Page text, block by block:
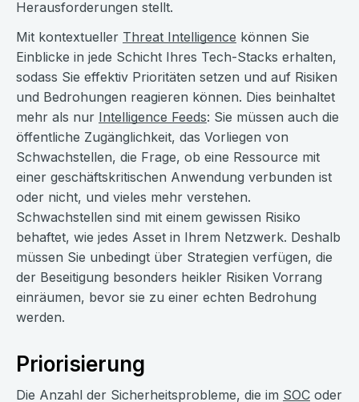
Herausforderungen stellt.
Mit kontextueller Threat Intelligence können Sie
Einblicke in jede Schicht Ihres Tech-Stacks erhalten,
sodass Sie effektiv Prioritäten setzen und auf Risiken
und Bedrohungen reagieren können. Dies beinhaltet
mehr als nur Intelligence Feeds: Sie müssen auch die
öffentliche Zugänglichkeit, das Vorliegen von
Schwachstellen, die Frage, ob eine Ressource mit
einer geschäftskritischen Anwendung verbunden ist
oder nicht, und vieles mehr verstehen.
Schwachstellen sind mit einem gewissen Risiko
behaftet, wie jedes Asset in Ihrem Netzwerk. Deshalb
müssen Sie unbedingt über Strategien verfügen, die
der Beseitigung besonders heikler Risiken Vorrang
einräumen, bevor sie zu einer echten Bedrohung
werden.
Priorisierung
Die Anzahl der Sicherheitsprobleme, die im SOC oder